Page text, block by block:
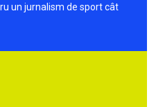
un jurnalism de sport cât